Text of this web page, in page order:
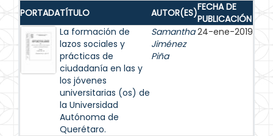
PORTADATÍTULO AUTOR(ES)FECHA DE
PUBLICACIÓN
La formación de
lazos sociales y
prácticas de
ciudadanía en las y
los jóvenes
universitarias (os) de
la Universidad
Autónoma de
Querétaro.
Samantha
Jiménez
Piña
24-ene-2019